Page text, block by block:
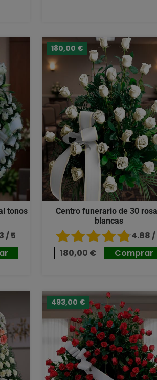
tonos
/ 5
180,00 €
Centro funerario de 30
blancas
4.88 /
180,00 €
Comprar
493,00 €